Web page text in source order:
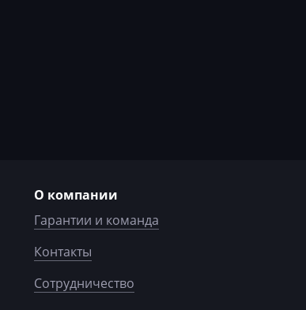
О компании
Гарантии и команда
Контакты
Сотрудничество